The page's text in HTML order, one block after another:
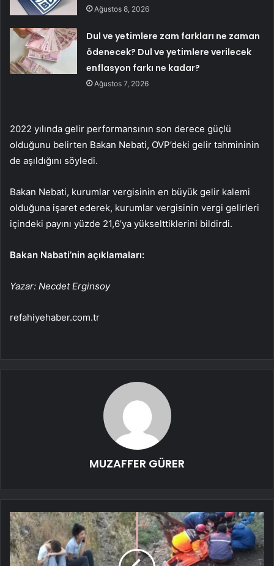
Ağustos 8, 2026
Dul ve yetimlere zam farkları ne zaman
ödenecek? Dul ve yetimlere verilecek
enflasyon farkı ne kadar?
Ağustos 7, 2026
2022 yılında gelir performansının son derece güçlü
olduğunu belirten Bakan Nebati, OVP’deki gelir tahmininin
de aşıldığını söyledi.
Bakan Nebati, kurumlar vergisinin en büyük gelir kalemi
olduğuna işaret ederek, kurumlar vergisinin vergi gelirleri
içindeki payını yüzde 21,6’ya yükselttiklerini bildirdi.
Bakan Nabati’nin açıklamaları:
Yazar: Necdet Erginsoy
refahiyehaber.com.tr
MUZAFFER GÜRER